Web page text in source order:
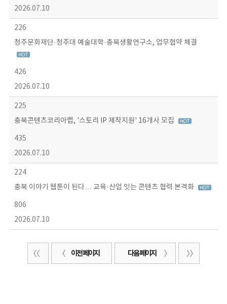
2026.07.10
226
청주문화재단·청주대 예술대학·충북생활연구소, 업무협약 체결
426
2026.07.10
225
충북콘텐츠코리아랩, '스토리 IP 제작지원' 16개사 모집
435
2026.07.10
224
충북 이야기 웹툰이 된다… 교육·산업 잇는 콘텐츠 협력 본격화
806
2026.07.10
이전 페이지 다음 페이지